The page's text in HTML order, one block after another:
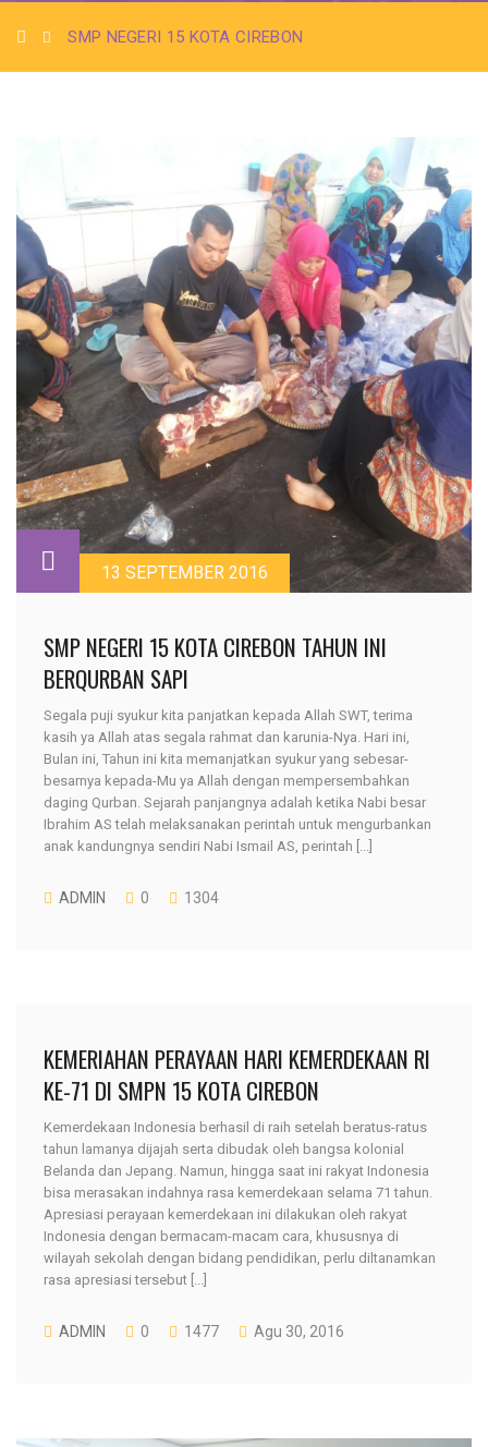
SMP NEGERI 15 KOTA CIREBON
13 SEPTEMBER 2016
SMP NEGERI 15 KOTA CIREBON TAHUN INI
BERQURBAN SAPI
Segala puji syukur kita panjatkan kepada Allah SWT, terima
kasih ya Allah atas segala rahmat dan karunia-Nya. Hari ini,
Bulan ini, Tahun ini kita memanjatkan syukur yang sebesar-
besarnya kepada-Mu ya Allah dengan mempersembahkan
daging Qurban. Sejarah panjangnya adalah ketika Nabi besar
Ibrahim AS telah melaksanakan perintah untuk mengurbankan
anak kandungnya sendiri Nabi Ismail AS, perintah [...]
ADMIN 0 1304
KEMERIAHAN PERAYAAN HARI KEMERDEKAAN RI
KE-71 DI SMPN 15 KOTA CIREBON
Kemerdekaan Indonesia berhasil di raih setelah beratus-ratus
tahun lamanya dijajah serta dibudak oleh bangsa kolonial
Belanda dan Jepang. Namun, hingga saat ini rakyat Indonesia
bisa merasakan indahnya rasa kemerdekaan selama 71 tahun.
Apresiasi perayaan kemerdekaan ini dilakukan oleh rakyat
Indonesia dengan bermacam-macam cara, khususnya di
wilayah sekolah dengan bidang pendidikan, perlu diltanamkan
rasa apresiasi tersebut [...]
ADMIN 0 1477 Agu 30, 2016